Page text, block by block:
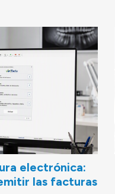
electrónica:
las facturas